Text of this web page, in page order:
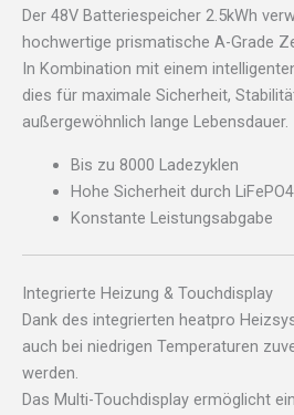
Der 48V Batteriespeicher 2.5kWh
hochwertige prismatische A-Grade
In Kombination mit einem
dies für maximale Sicherheit,
außergewöhnlich lange Lebensdauer.
Bis zu 8000 Ladezyklen
Hohe Sicherheit durch
Konstante Leistungsabgabe
Integrierte Heizung & Touchdisplay
Dank des integrierten heatpro
auch bei niedrigen Temperaturen
werden.
Das Multi-Touchdisplay ermöglicht